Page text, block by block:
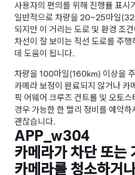
사용자의 편의를 위해 진행률 표시
일반적으로 차량을 20~25마일
되지만 이 거리는 도로 및 환경 조
차선이 잘 보이는 직선 도로를 주
데 도움이 됩니다.
차량을 100마일(160km) 이상을
카메라 보정이 완료되지 않거나 카
픽 어웨어 크루즈 컨트롤 및 오토스
경우 가능한 한 빨리 정비를 예약하
괜찮습니다.
APP_w304
카메라가 차단 또는
카메라를 청소하거